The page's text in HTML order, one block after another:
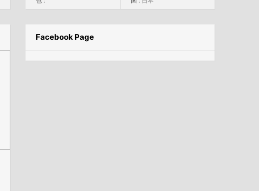
Facebook Page